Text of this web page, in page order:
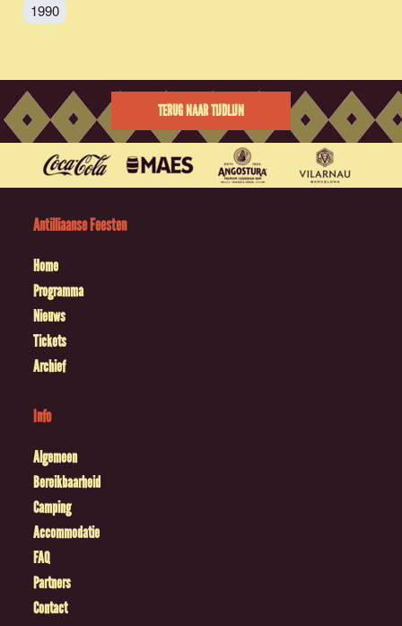
1990
TERUG NAAR TIJDLIJN
Antilliaanse Feesten
Home
Programma
Nieuws
Tickets
Archief
Info
Algemeen
Bereikbaarheid
Camping
Accommodatie
FAQ
Partners
Contact